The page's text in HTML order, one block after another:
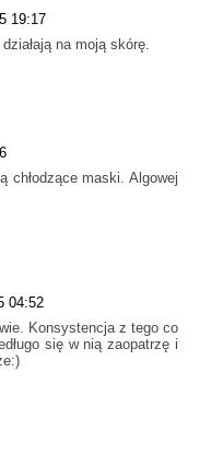
19:17
na moją skórę.
chłodzące maski. Algowej
04:52
Konsystencja z tego co
się w nią zaopatrzę i